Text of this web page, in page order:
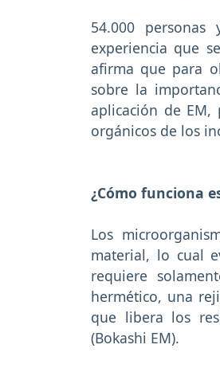
54.000
experiencia que
afirma que para
sobre la
aplicación de EM,
orgánicos de los
¿Cómo funciona
Los
material, lo cual
requiere
hermético, una
que libera los
(Bokashi EM).